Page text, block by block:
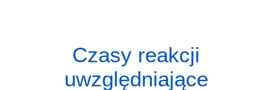
Czasy reakcji
uwzględniające